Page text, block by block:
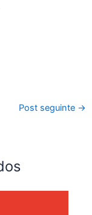
Post seguinte →